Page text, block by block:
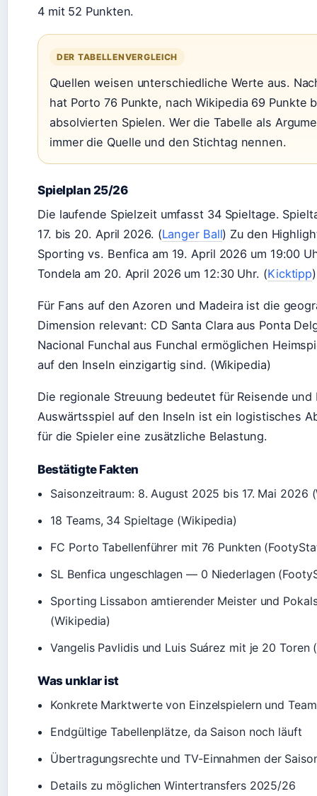
4 mit 52 Punkten.
DER TABELLENVERGLEICH
Quellen weisen unterschiedliche Werte aus.
hat Porto 76 Punkte, nach Wikipedia 69 Punkte
absolvierten Spielen. Wer die Tabelle als
immer die Quelle und den Stichtag nennen.
Spielplan 25/26
Die laufende Spielzeit umfasst 34 Spieltage.
17. bis 20. April 2026. (Langer Ball) Zu den
Sporting vs. Benfica am 19. April 2026 um 19:00
Tondela am 20. April 2026 um 12:30 Uhr. (Kicktipp)
Für Fans auf den Azoren und Madeira ist die
Dimension relevant: CD Santa Clara aus Ponta
Nacional Funchal aus Funchal ermöglichen
auf den Inseln einzigartig sind. (Wikipedia)
Die regionale Streuung bedeutet für Reisende und
Auswärtsspiel auf den Inseln ist ein logistisches
für die Spieler eine zusätzliche Belastung.
Bestätigte Fakten
Saisonzeitraum: 8. August 2025 bis 17. Mai 2026
18 Teams, 34 Spieltage (Wikipedia)
FC Porto Tabellenführer mit 76 Punkten
SL Benfica ungeschlagen — 0 Niederlagen
Sporting Lissabon amtierender Meister und
(Wikipedia)
Vangelis Pavlidis und Luis Suárez mit je 20 Toren (
Was unklar ist
Konkrete Marktwerte von Einzelspielern und
Endgültige Tabellenplätze, da Saison noch läuft
Übertragungsrechte und TV-Einnahmen der
Details zu möglichen Wintertransfers 2025/26